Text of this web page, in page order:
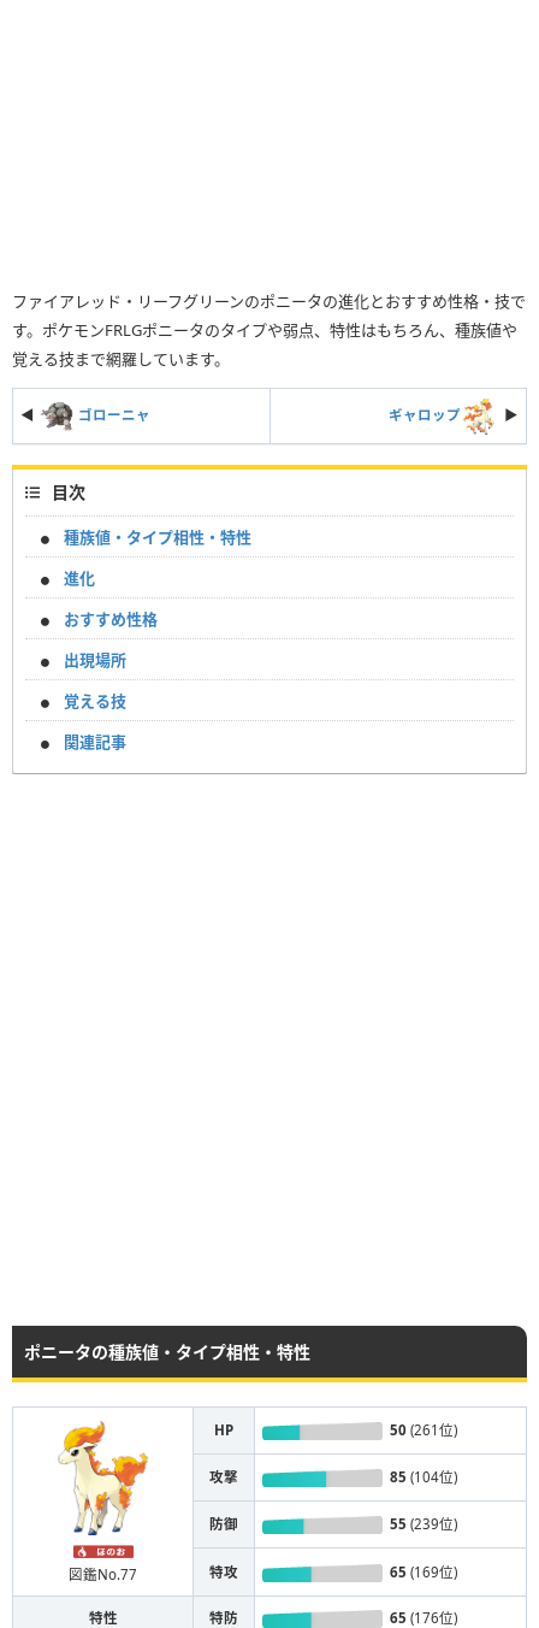
ファイアレッド・リーフグリーンのポニータの進化とおすすめ性格・技で
す。ポケモンFRLGポニータのタイプや弱点、特性はもちろん、種族値や
覚える技まで網羅しています。
◀ ゴローニャ ギャロップ ▶︎
目次
種族値・タイプ相性・特性
進化
おすすめ性格
出現場所
覚える技
関連記事
ポニータの種族値・タイプ相性・特性
図鑑No.77
HP 50 (261位)
攻撃 85 (104位)
防御 55 (239位)
特攻 65 (169位)
特性 特防 65 (176位)